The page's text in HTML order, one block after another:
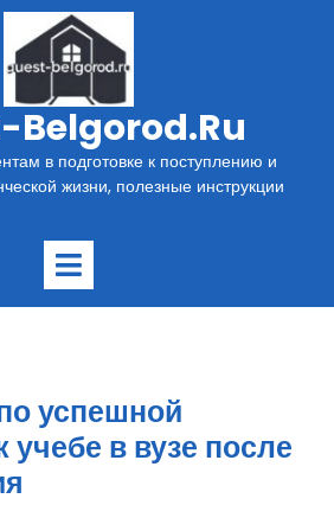
Belgorod.ru
в подготовке к поступлению и
жизни, полезные инструкции
Открыть
успешной
учебе в вузе после